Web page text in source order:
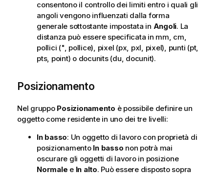
consentono il controllo dei limiti entro i quali gli
angoli vengono influenzati dalla forma
generale sottostante impostata in Angoli. La
distanza può essere specificata in mm, cm,
pollici (", pollice), pixel (px, pxl, pixel), punti (pt,
pts, point) o docunits (du, docunit).
Posizionamento
Nel gruppo Posizionamento è possibile definire un
oggetto come residente in uno dei tre livelli:
In basso: Un oggetto di lavoro con proprietà di
posizionamento In basso non potrà mai
oscurare gli oggetti di lavoro in posizione
Normale e In alto. Può essere disposto sopra